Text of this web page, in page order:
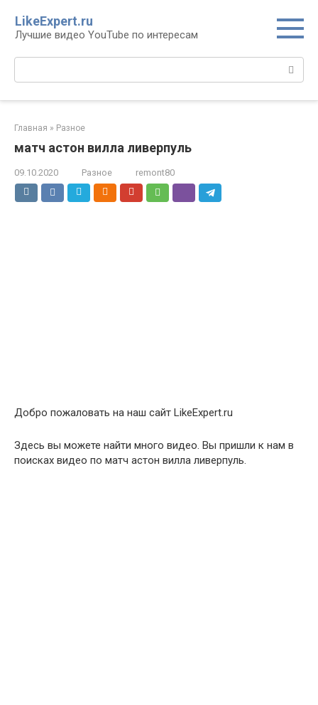
контенту
LikeExpert.ru
Лучшие видео YouTube по интересам
Главная » Разное
матч астон вилла ливерпуль
09.10.2020 Разное remont80
Добро пожаловать на наш сайт LikeExpert.ru
Здесь вы можете найти много видео. Вы пришли к нам в
поисках видео по матч астон вилла ливерпуль.